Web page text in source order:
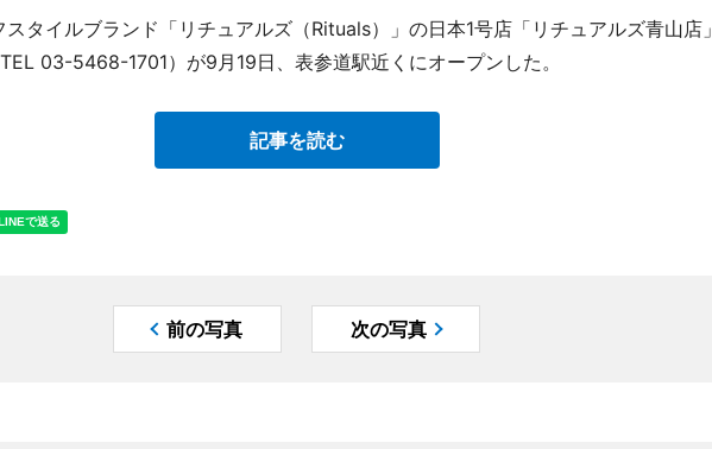
タイルブランド「リチュアルズ（Rituals）」の日本1号店「リチュアルズ青山店」
TEL 03-5468-1701）が9月19日、表参道駅近くにオープンした。
記事を読む
前の写真 次の写真